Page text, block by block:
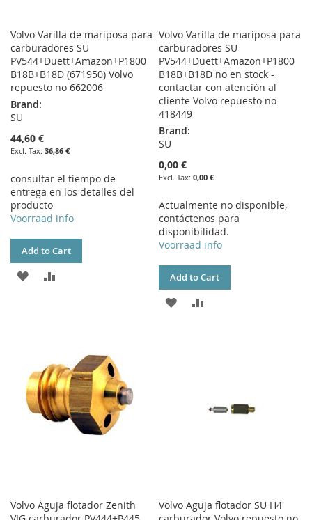
Volvo Varilla de mariposa para
carburadores SU
PV544+Duett+Amazon+P1800
B18B+B18D (671950) Volvo
repuesto no 662006
Brand:
SU
44,60 €
36,86 €
consultar el tiempo de
entrega en los detalles del
producto
Voorraad info
Add to Cart
ADD
Volvo Varilla de mariposa para
carburadores SU
PV544+Duett+Amazon+P1800
B18B+B18D no en stock -
contactar con atención al
cliente Volvo repuesto no
418449
Brand:
SU
0,00 €
0,00 €
Actualmente no disponible,
contáctenos para
disponibilidad.
Voorraad info
Add to Cart
ADD
Volvo Aguja flotador Zenith
Volvo Aguja flotador SU H4